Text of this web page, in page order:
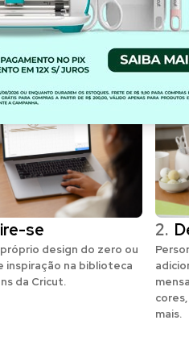
se
design do zero ou
inspiração na biblioteca
da Cricut.
2.
mais.